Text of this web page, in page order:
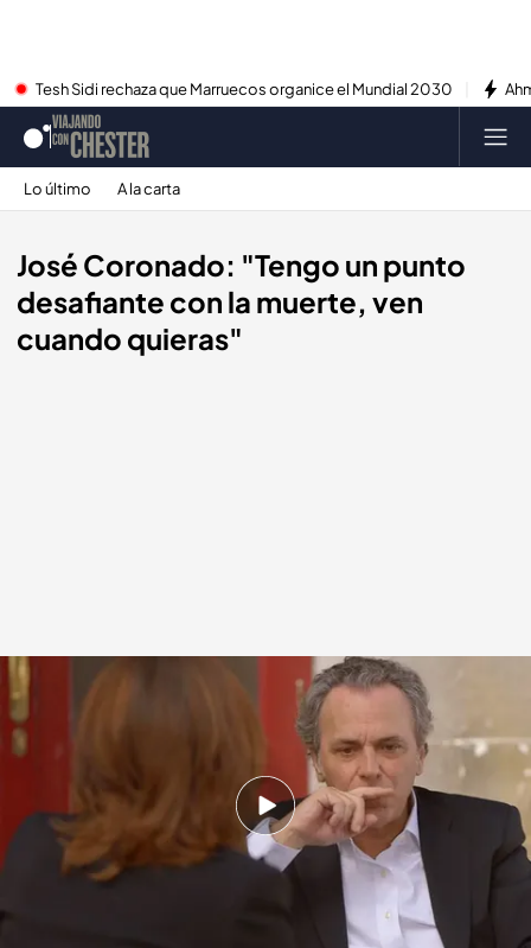
Tesh Sidi rechaza que Marruecos organice el Mundial 2030
Lo último A la carta
José Coronado: "Tengo un punto
desafiante con la muerte, ven
cuando quieras"
12 ABR 2015 - 23:55h.
"Busco la soledad, me gusta la soledad. En mi
profesión se necesita", ha declarado José